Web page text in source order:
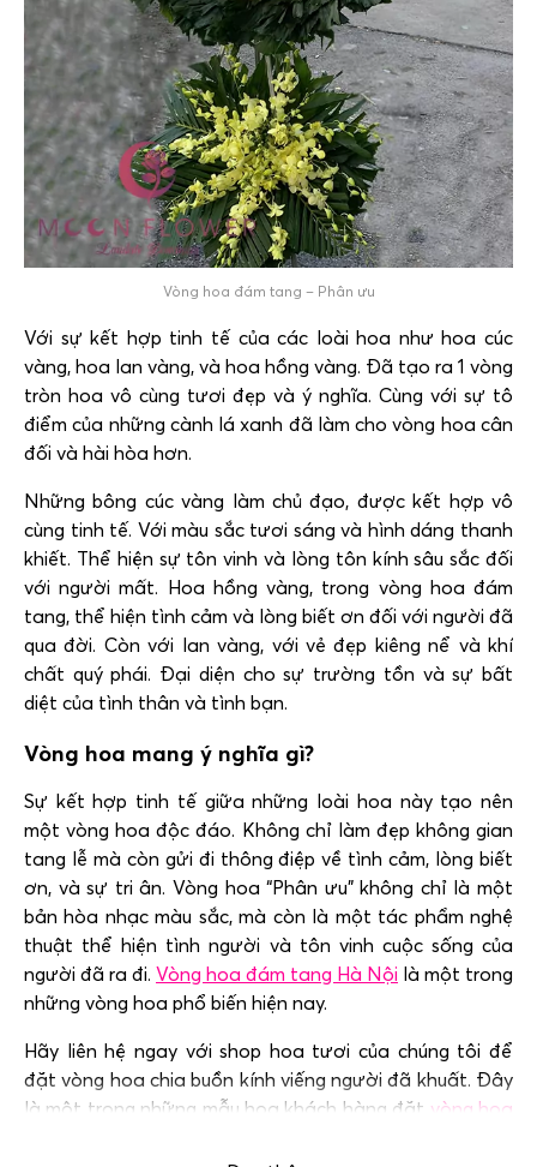
Vòng hoa đám tang – Phân ưu
Với sự kết hợp tinh tế của các loài hoa như hoa cúc
vàng, hoa lan vàng, và hoa hồng vàng. Đã tạo ra 1 vòng
tròn hoa vô cùng tươi đẹp và ý nghĩa. Cùng với sự tô
điểm của những cành lá xanh đã làm cho vòng hoa cân
đối và hài hòa hơn.
Những bông cúc vàng làm chủ đạo, được kết hợp vô
cùng tinh tế. Với màu sắc tươi sáng và hình dáng thanh
khiết. Thể hiện sự tôn vinh và lòng tôn kính sâu sắc đối
với người mất. Hoa hồng vàng, trong vòng hoa đám
tang, thể hiện tình cảm và lòng biết ơn đối với người đã
qua đời. Còn với lan vàng, với vẻ đẹp kiêng nể và khí
chất quý phái. Đại diện cho sự trường tồn và sự bất
diệt của tình thân và tình bạn.
Vòng hoa mang ý nghĩa gì?
Sự kết hợp tinh tế giữa những loài hoa này tạo nên
một vòng hoa độc đáo. Không chỉ làm đẹp không gian
tang lễ mà còn gửi đi thông điệp về tình cảm, lòng biết
ơn, và sự tri ân. Vòng hoa “Phân ưu” không chỉ là một
bản hòa nhạc màu sắc, mà còn là một tác phẩm nghệ
thuật thể hiện tình người và tôn vinh cuộc sống của
người đã ra đi. Vòng hoa đám tang Hà Nội là một trong
những vòng hoa phổ biến hiện nay.
Hãy liên hệ ngay với shop hoa tươi của chúng tôi để
đặt vòng hoa chia buồn kính viếng người đã khuất. Đây
là một trong những mẫu hoa khách hàng đặt vòng hoa